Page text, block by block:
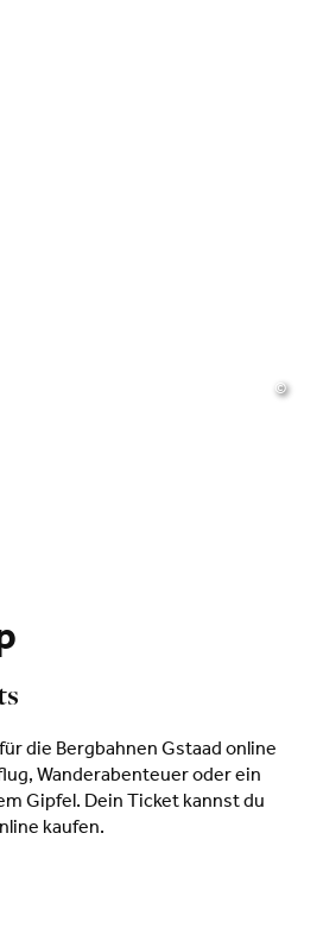
©
die Bergbahnen Gstaad online
Wanderabenteuer oder ein
Gipfel. Dein Ticket kannst du
kaufen.